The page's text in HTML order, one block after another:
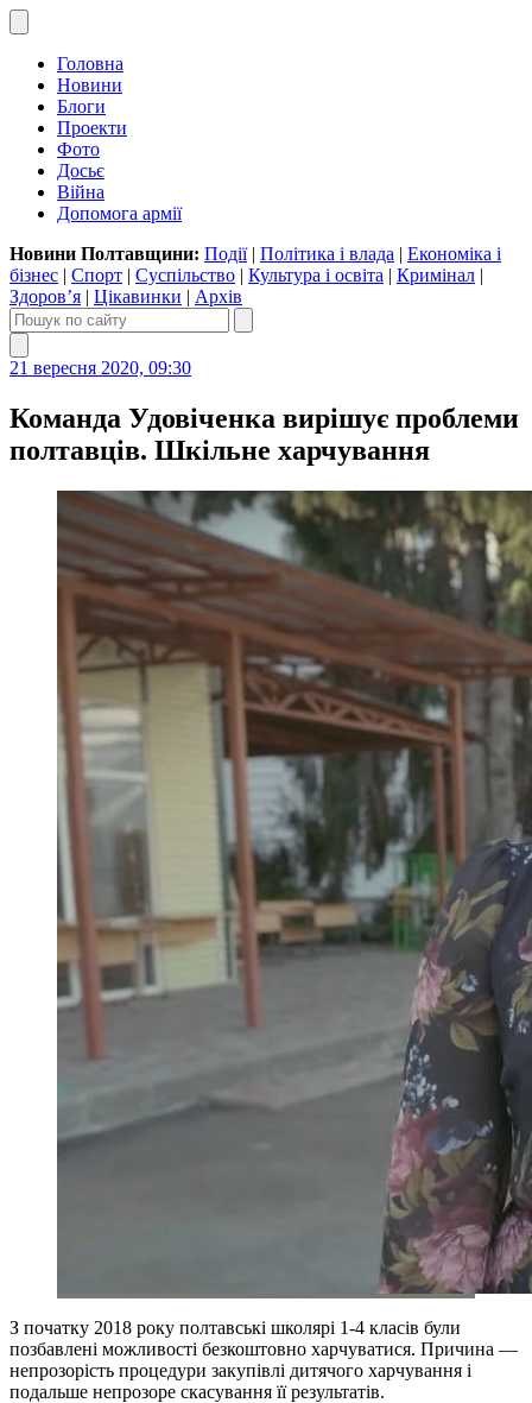
Головна
Новини
Блоги
Проекти
Фото
Досьє
Війна
Допомога армії
Новини Полтавщини: Події| Політика і влада | Економіка і
бізнес | Спорт | Суспільство | Культура і освіта | Кримінал |
Здоров’я | Цікавинки | Архів
21 вересня 2020, 09:30
Команда Удовіченка вирішує проблеми
полтавців. Шкільне харчування
З початку 2018 року полтавські школярі 1-4 класів були
позбавлені можливості безкоштовно харчуватися. Причина —
непрозорість процедури закупівлі дитячого харчування і
подальше непрозоре скасування її результатів.